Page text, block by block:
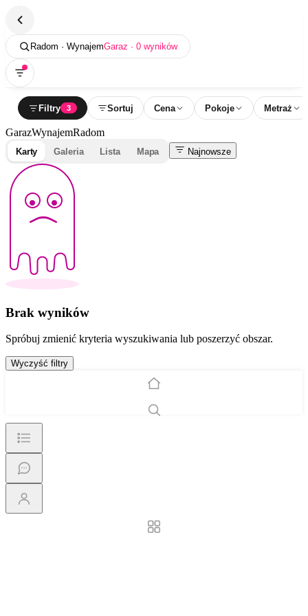
Radom · WynajemGaraz · 0 wyników
Filtry 3 Sortuj Cena Pokoje Metraż
GarazWynajemRadom
Karty Galeria Lista Mapa Najnowsze
Brak wyników
Spróbuj zmienić kryteria wyszukiwania lub poszerzyć obszar.
Wyczyść filtry